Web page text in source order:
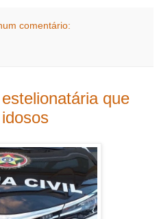
comentário:
que